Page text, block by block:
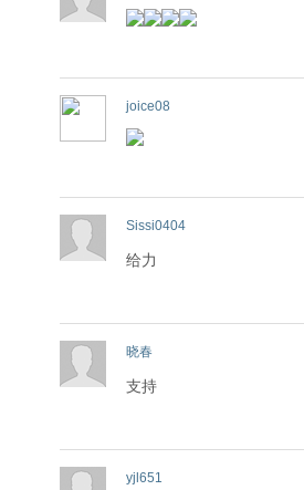
joice08
Sissi0404
给力
晓春
支持
yjl651